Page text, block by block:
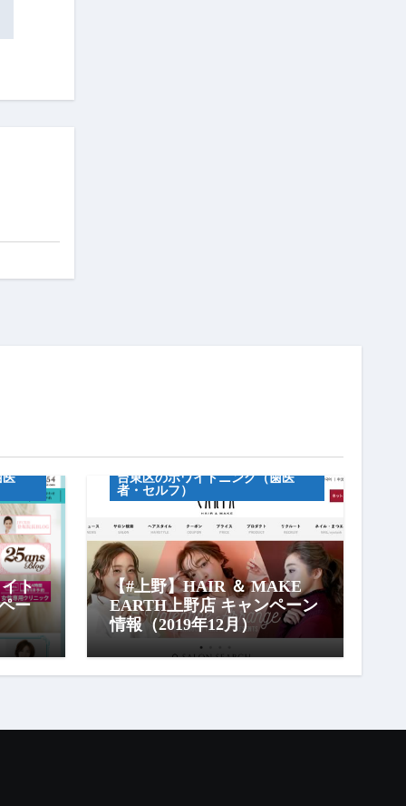
医
ト
ー
台東区のホワイトニング（歯医
者・セルフ）
【#上野】HAIR ＆ MAKE
EARTH上野店 キャンペーン
情報（2019年12月）